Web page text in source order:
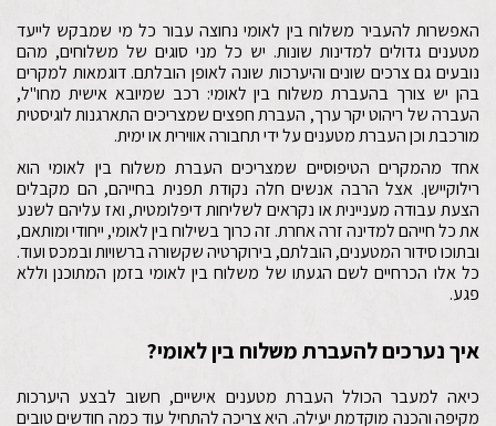
האפשרות להעביר משלוח בין לאומי נחוצה עבור כל מי שמבקש לייעד
מטענים גדולים למדינות שונות. יש כל מני סוגים של משלוחים, מהם
נובעים גם צרכים שונים והיערכות שונה לאופן הובלתם. דוגמאות למקרים
בהן יש צורך בהעברת משלוח בין לאומי: רכב שמיובא אישית מחו"ל,
העברה של ריהוט יקר ערך, העברת חפצים שמצריכים התארגנות לוגיסטית
מורכבת וכן העברת מטענים על ידי תחבורה אווירית או ימית.
אחד מהמקרים הטיפוסיים שמצריכים העברת משלוח בין לאומי הוא
רילוקיישן. אצל הרבה אנשים חלה נקודת תפנית בחייהם, הם מקבלים
הצעת עבודה מעניינית או נקראים לשליחות דיפלומטית, ואז עליהם לשנע
את כל חייהם למדינה זרה אחרת. זה כרוך בשילוח בין לאומי, ייחודי ומותאם,
ובתוכו סידור המטענים, הובלתם, בירוקרטיה שקשורה ברשויות ובמכס ועוד.
כל אלו הכרחיים לשם הגעתו של משלוח בין לאומי בזמן המתוכנן וללא
פגע.
איך נערכים להעברת משלוח בין לאומי?
כיאה למעבר הכולל העברת מטענים אישיים, חשוב לבצע היערכות
מקיפה והכנה מוקדמת יעילה. היא צריכה להתחיל עוד כמה חודשים טובים